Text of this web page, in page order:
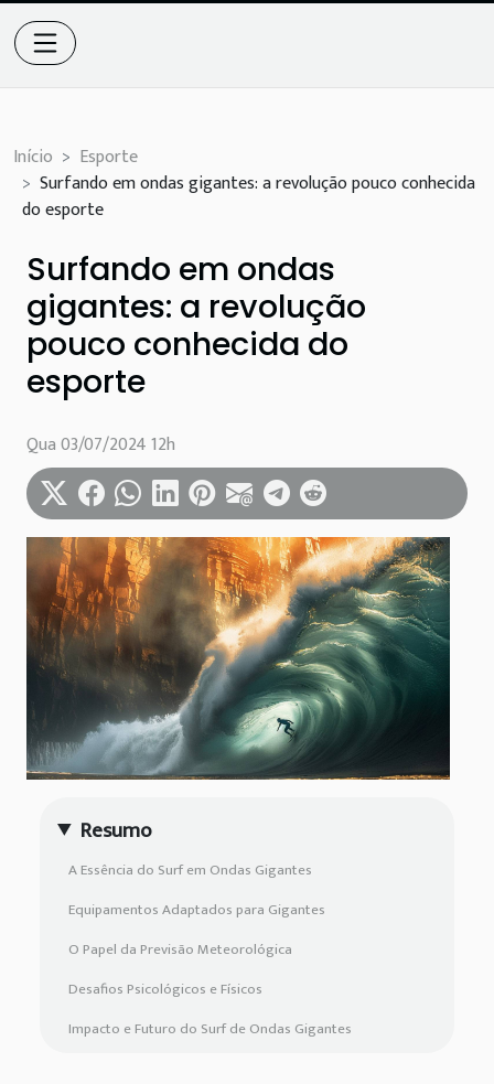
Início
Esporte
Surfando em ondas gigantes: a revolução pouco conhecida
do esporte
Surfando em ondas
gigantes: a revolução
pouco conhecida do
esporte
Qua 03/07/2024 12h
Resumo
A Essência do Surf em Ondas Gigantes
Equipamentos Adaptados para Gigantes
O Papel da Previsão Meteorológica
Desafios Psicológicos e Físicos
Impacto e Futuro do Surf de Ondas Gigantes